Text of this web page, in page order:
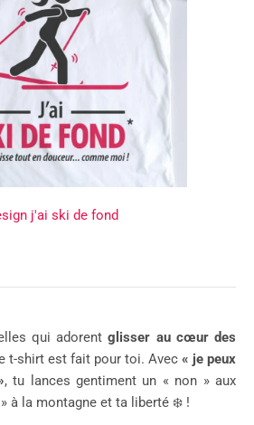
j'ai ski de fond
qui adorentglisser au cœur des
t-shirt est fait pour toi. Avec « je peux
, tu lances gentiment un « non » aux
à la montagne et ta liberté ❄️ !